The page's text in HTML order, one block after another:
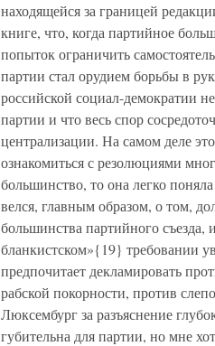
находящейся за границей
книге, что, когда партийное
попыток ограничить
партии стал орудием борьбы в
российской социал-демократии
партии и что весь спор
централизации. На самом деле
ознакомиться с резолюциями
большинство, то она легко
велся, главным образом, о том,
большинства партийного
бланкистском»{19} требовании
предпочитает декламировать
рабской покорности, против
Люксембург за разъяснение
губительна для партии, но мне